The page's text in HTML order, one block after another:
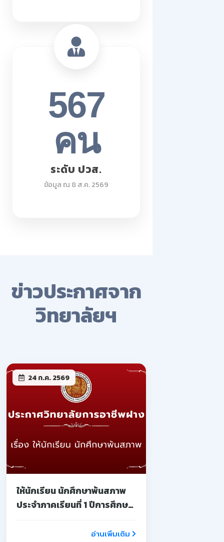
567
คน
ระดับ ปวส.
ข้อมูล ณ 8 ส.ค. 2569
ข่าวประกาศจาก
วิทยาลัยฯ
24 ก.ค. 2569
ให้นักเรียน นักศึกษาพ้นสภาพ
ประจำภาคเรียนที่ 1 ปีการศึกษา
อ่านเพิ่มเติม